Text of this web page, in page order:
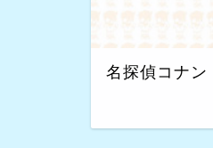
名探偵コナ